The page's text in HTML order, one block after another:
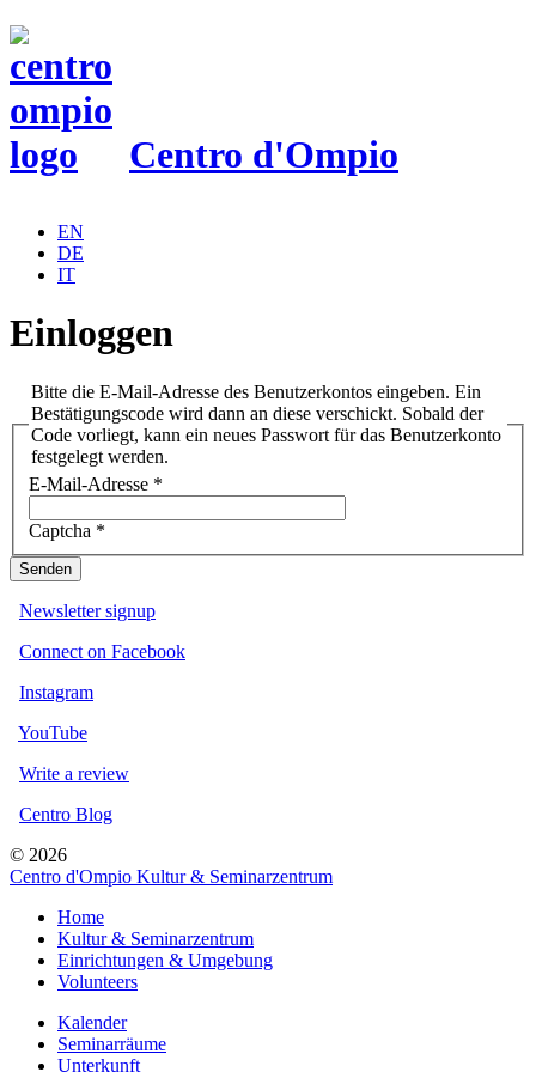
Centro d'Ompio
EN
DE
IT
Einloggen
Bitte die E-Mail-Adresse des Benutzerkontos eingeben. Ein
Bestätigungscode wird dann an diese verschickt. Sobald der
Code vorliegt, kann ein neues Passwort für das Benutzerkonto
festgelegt werden.
E-Mail-Adresse *
Captcha *
Senden
Newsletter signup
Connect on Facebook
Instagram
YouTube
Write a review
Centro Blog
© 2026
Centro d'Ompio Kultur & Seminarzentrum
Home
Kultur & Seminarzentrum
Einrichtungen & Umgebung
Volunteers
Kalender
Seminarräume
Unterkunft